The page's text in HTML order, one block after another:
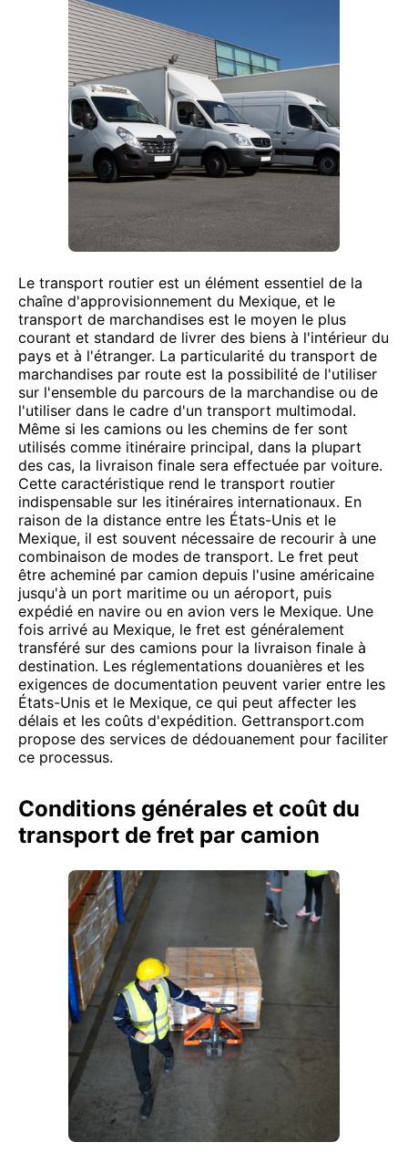
Le transport routier est un élément essentiel de la
chaîne d'approvisionnement du Mexique, et le
transport de marchandises est le moyen le plus
courant et standard de livrer des biens à l'intérieur du
pays et à l'étranger. La particularité du transport de
marchandises par route est la possibilité de l'utiliser
sur l'ensemble du parcours de la marchandise ou de
l'utiliser dans le cadre d'un transport multimodal.
Même si les camions ou les chemins de fer sont
utilisés comme itinéraire principal, dans la plupart
des cas, la livraison finale sera effectuée par voiture.
Cette caractéristique rend le transport routier
indispensable sur les itinéraires internationaux. En
raison de la distance entre les États-Unis et le
Mexique, il est souvent nécessaire de recourir à une
combinaison de modes de transport. Le fret peut
être acheminé par camion depuis l'usine américaine
jusqu'à un port maritime ou un aéroport, puis
expédié en navire ou en avion vers le Mexique. Une
fois arrivé au Mexique, le fret est généralement
transféré sur des camions pour la livraison finale à
destination. Les réglementations douanières et les
exigences de documentation peuvent varier entre les
États-Unis et le Mexique, ce qui peut affecter les
délais et les coûts d'expédition. Gettransport.com
propose des services de dédouanement pour faciliter
ce processus.
Conditions générales et coût du
transport de fret par camion